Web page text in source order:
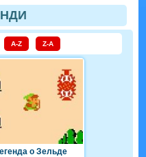
A-Z Z-A
о Зельде